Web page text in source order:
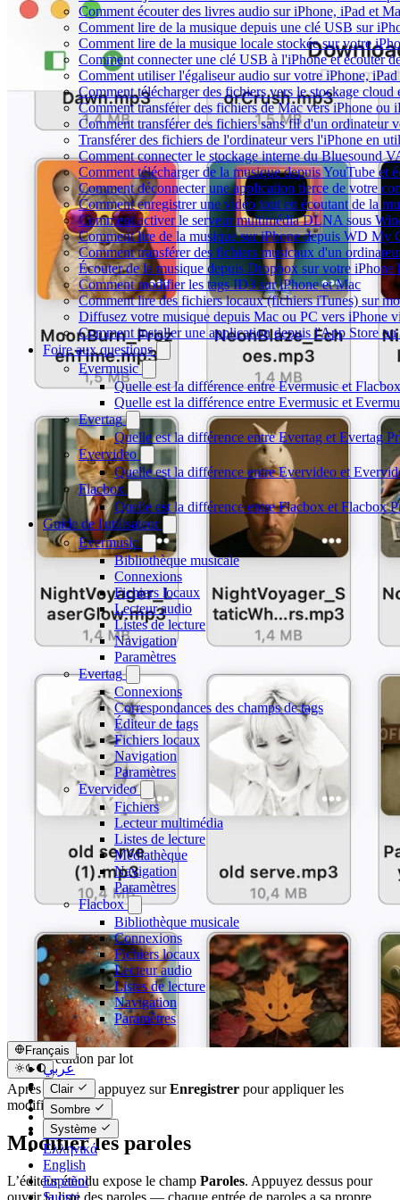
Comment écouter des livres audio sur iPhone, iPad et
Comment lire de la musique depuis une clé USB sur
Comment lire de la musique locale stockée sur votre
Comment connecter une clé USB à l'iPhone et écouter
Comment utiliser l'égaliseur audio sur votre iPhone,
Comment télécharger des fichiers vers le stockage
Comment transférer des fichiers de Mac vers iPhone ou
Comment transférer des fichiers sans fil d'un ordinateur
Transférer des fichiers de l'ordinateur vers l'iPhone en
Comment connecter le stockage interne du Bluesound
Comment télécharger de la musique depuis YouTube et
Comment déconnecter une application tierce de votre
Comment enregistrer une vidéo tout en écoutant de la
Comment activer le serveur multimédia DLNA sous
Comment lire de la musique sur iPhone depuis WD My
Comment transférer des fichiers musicaux d'un
Écouter de la musique depuis Dropbox sur votre iPhone
Comment modifier les tags ID3 sur iPhone et Mac
Comment lire des fichiers locaux (fichiers iTunes) sur
Diffusez votre musique depuis Mac ou PC vers iPhone
Comment installer une application depuis l'App Store
Foire aux questions
Evermusic
Quelle est la différence entre Evermusic et Flacbox
Quelle est la différence entre Evermusic et
Evertag
Quelle est la différence entre Evertag et Evertag
Evervideo
Quelle est la différence entre Evervideo et
Flacbox
Quelle est la différence entre Flacbox et Flacbox
Guide de l'utilisateur
Evermusic
Bibliothèque musicale
Connexions
Fichiers locaux
Lecteur audio
Listes de lecture
Navigation
Paramètres
Evertag
Connexions
Correspondances des champs de tags
Éditeur de tags
Fichiers locaux
Navigation
Paramètres
Evervideo
Fichiers
Lecteur multimédia
Listes de lecture
Médiathèque
Navigation
Paramètres
Flacbox
Bibliothèque musicale
Connexions
Fichiers locaux
Lecteur audio
Listes de lecture
Navigation
Paramètres
Français
عربي
Català
Čeština
Dansk
Deutsch
Ελληνικά
English
Español
Suomi
Clair
Sombre
Système
Mode d’édition par lot
Après l’édition, appuyez surEnregistrer pour appliquer les
modifications.
Modifier les paroles
L’éditeur étendu expose le champ Paroles. Appuyez dessus pour
ouvrir la liste des paroles — chaque entrée de paroles a sa propre